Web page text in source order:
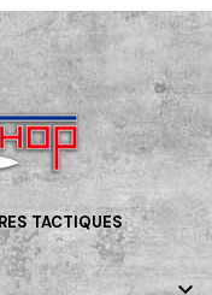
TACTIQUES